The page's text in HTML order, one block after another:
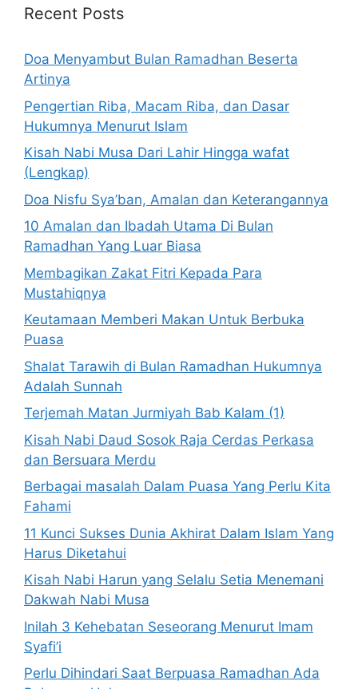
Recent Posts
Doa Menyambut Bulan Ramadhan Beserta
Artinya
Pengertian Riba, Macam Riba, dan Dasar
Hukumnya Menurut Islam
Kisah Nabi Musa Dari Lahir Hingga wafat
(Lengkap)
Doa Nisfu Sya’ban, Amalan dan Keterangannya
10 Amalan dan Ibadah Utama Di Bulan
Ramadhan Yang Luar Biasa
Membagikan Zakat Fitri Kepada Para
Mustahiqnya
Keutamaan Memberi Makan Untuk Berbuka
Puasa
Shalat Tarawih di Bulan Ramadhan Hukumnya
Adalah Sunnah
Terjemah Matan Jurmiyah Bab Kalam (1)
Kisah Nabi Daud Sosok Raja Cerdas Perkasa
dan Bersuara Merdu
Berbagai masalah Dalam Puasa Yang Perlu Kita
Fahami
11 Kunci Sukses Dunia Akhirat Dalam Islam Yang
Harus Diketahui
Kisah Nabi Harun yang Selalu Setia Menemani
Dakwah Nabi Musa
Inilah 3 Kehebatan Seseorang Menurut Imam
Syafi’i
Perlu Dihindari Saat Berpuasa Ramadhan Ada